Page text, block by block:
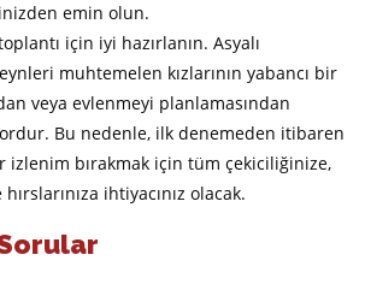
emin olun.
için iyi hazırlanın. Asyalı
muhtemelen kızlarının yabancı bir
veya evlenmeyi planlamasından
Bu nedenle, ilk denemeden itibaren
bırakmak için tüm çekiciliğinize,
ihtiyacınız olacak.